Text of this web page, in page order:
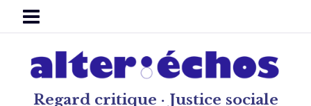
Regard critique · Justice sociale